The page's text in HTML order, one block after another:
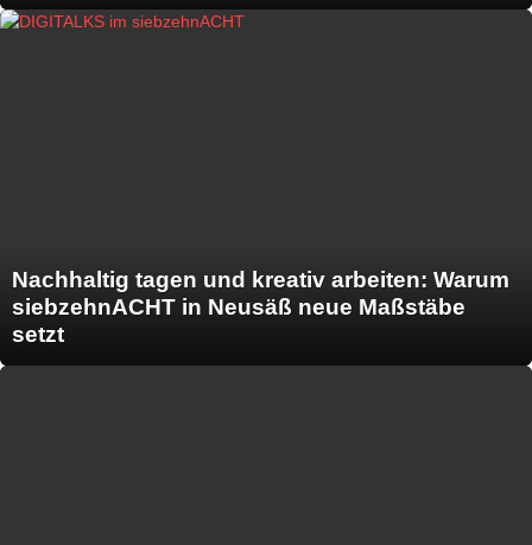
Nachhaltig tagen und kreativ arbeiten: Warum
siebzehnACHT in Neusäß neue Maßstäbe
setzt